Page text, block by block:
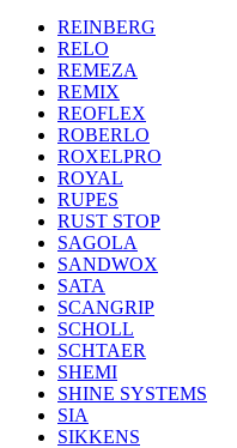
REINBERG
RELO
REMEZA
REMIX
REOFLEX
ROBERLO
ROXELPRO
ROYAL
RUPES
RUST STOP
SAGOLA
SANDWOX
SATA
SCANGRIP
SCHOLL
SCHTAER
SHEMI
SHINE SYSTEMS
SIA
SIKKENS